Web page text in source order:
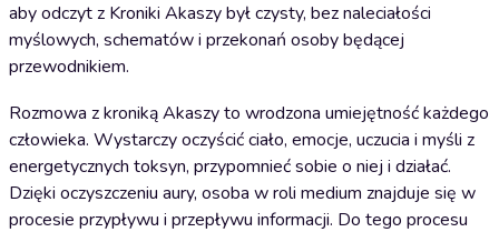
aby odczyt z Kroniki Akaszy był czysty, bez naleciałości
myślowych, schematów i przekonań osoby będącej
przewodnikiem.
Rozmowa z kroniką Akaszy to wrodzona umiejętność każdego
człowieka. Wystarczy oczyścić ciało, emocje, uczucia i myśli z
energetycznych toksyn, przypomnieć sobie o niej i działać.
Dzięki oczyszczeniu aury, osoba w roli medium znajduje się w
procesie przypływu i przepływu informacji. Do tego procesu